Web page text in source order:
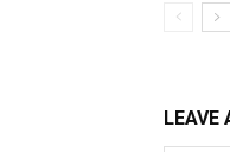
LEAVE